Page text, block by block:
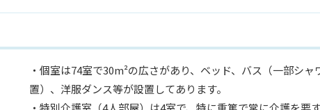
・個室は74室で30m²の広さがあり、ベッド、バス（一部シ
置）、洋服ダンス等が設置してあります。